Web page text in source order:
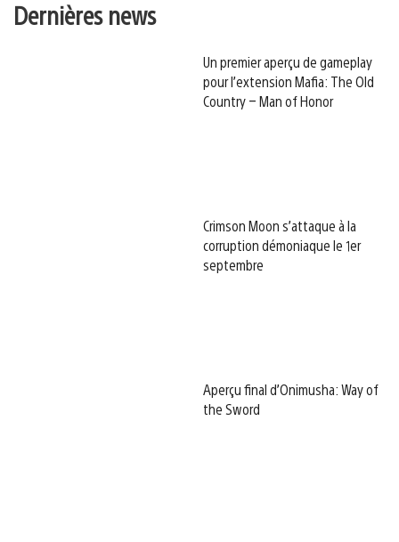
Dernières news
Un premier aperçu de gameplay
pour l’extension Mafia: The Old
Country – Man of Honor
Crimson Moon s’attaque à la
corruption démoniaque le 1er
septembre
Aperçu final d’Onimusha: Way of
the Sword